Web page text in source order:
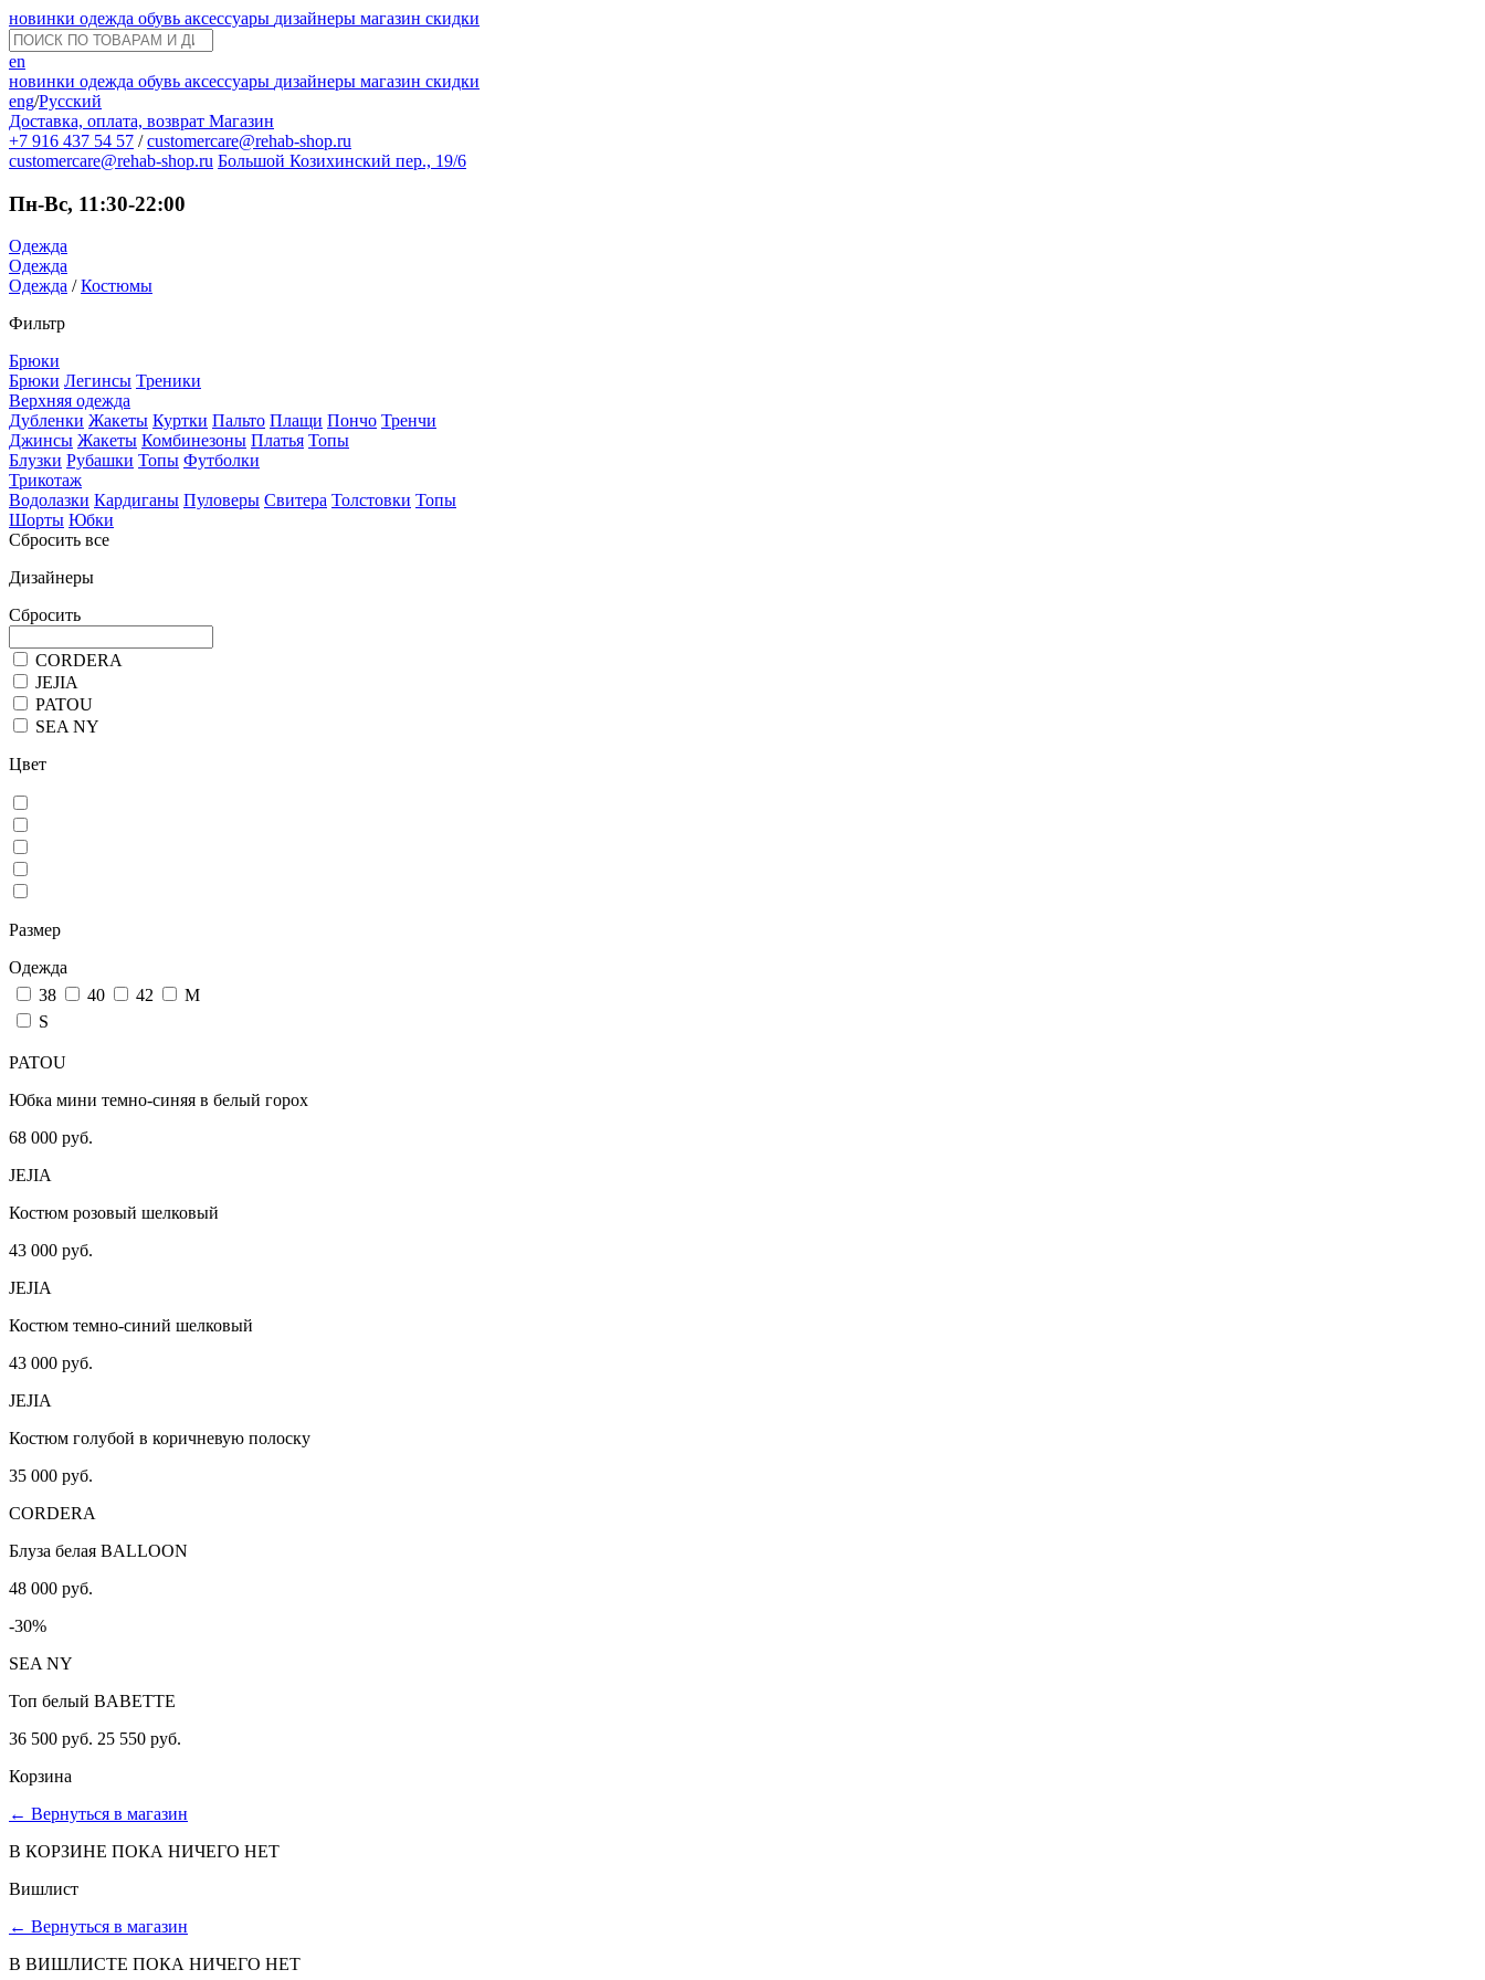
новинки одежда обувь аксессуары дизайнеры магазин скидки
en
новинки одежда обувь аксессуары дизайнеры магазин скидки
eng/Русский
Доставка, оплата, возврат Магазин
+7 916 437 54 57 / customercare@rehab-shop.ru
customercare@rehab-shop.ru Большой Козихинский пер., 19/6
Пн-Вс, 11:30-22:00
Одежда
Одежда
Одежда / Костюмы
Фильтр
Брюки
Брюки Легинсы Треники
Верхняя одежда
Дубленки Жакеты Куртки Пальто Плащи Пончо Тренчи
Джинсы Жакеты Комбинезоны Платья Топы
Блузки Рубашки Топы Футболки
Трикотаж
Водолазки Кардиганы Пуловеры Свитера Толстовки Топы
Шорты Юбки
Сбросить все
Дизайнеры
Сбросить
CORDERA
JEJIA
PATOU
SEA NY
Цвет
Размер
Одежда
38
40 42
M
S
PATOU
Юбка мини темно-синяя в белый горох
68 000 руб.
JEJIA
Костюм розовый шелковый
43 000 руб.
JEJIA
Костюм темно-синий шелковый
43 000 руб.
JEJIA
Костюм голубой в коричневую полоску
35 000 руб.
CORDERA
Блуза белая BALLOON
48 000 руб.
-30%
SEA NY
Топ белый BABETTE
36 500 руб. 25 550 руб.
Корзина
← Вернуться в магазин
В КОРЗИНЕ ПОКА НИЧЕГО НЕТ
Вишлист
← Вернуться в магазин
В ВИШЛИСТЕ ПОКА НИЧЕГО НЕТ